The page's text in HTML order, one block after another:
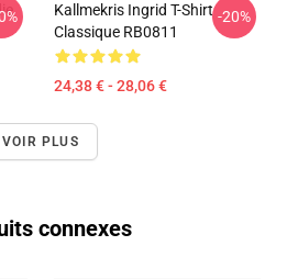
Kallmekris Ingrid T-Shirt
Classique RB0811
24,38 € - 28,06 €
-20%
VOIR PLUS
connexes